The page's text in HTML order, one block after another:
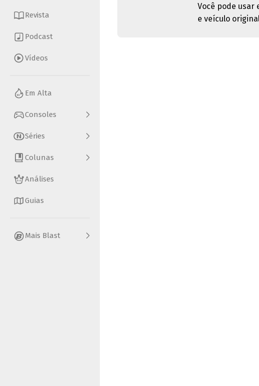
Revista
Podcast
Vídeos
Em Alta
Consoles
Séries
Colunas
Análises
Guias
Mais Blast
Você pode
e veículo